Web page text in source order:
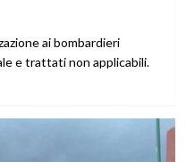
ai bombardieri
e trattati non applicabili.